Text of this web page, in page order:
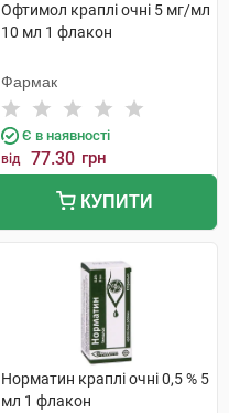
Офтимол краплі очні 5 мг/мл
10 мл 1 флакон
Фармак
Є в наявності
від 77.30 грн
КУПИТИ
Норматин краплі очні 0,5 % 5
мл 1 флакон